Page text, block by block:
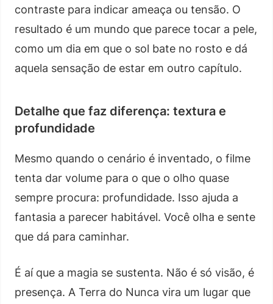
contraste para indicar ameaça ou tensão. O
resultado é um mundo que parece tocar a pele,
como um dia em que o sol bate no rosto e dá
aquela sensação de estar em outro capítulo.
Detalhe que faz diferença: textura e
profundidade
Mesmo quando o cenário é inventado, o filme
tenta dar volume para o que o olho quase
sempre procura: profundidade. Isso ajuda a
fantasia a parecer habitável. Você olha e sente
que dá para caminhar.
É aí que a magia se sustenta. Não é só visão, é
presença. A Terra do Nunca vira um lugar que